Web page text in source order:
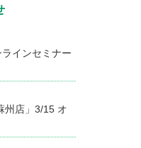
インセミナー
州店」3/15 オ